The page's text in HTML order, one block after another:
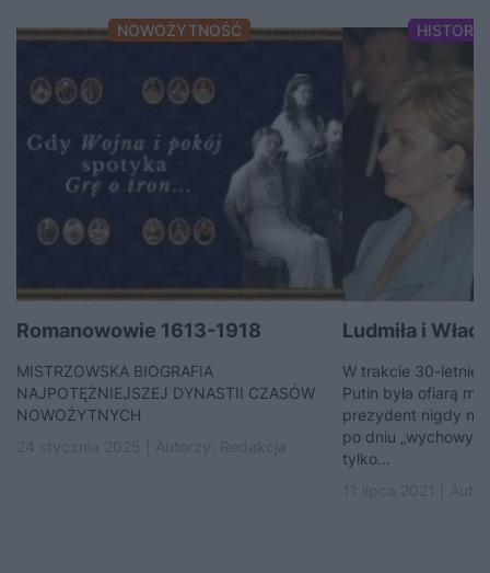
NOWOŻYTNOŚĆ
Romanowowie 1613-1918
MISTRZOWSKA BIOGRAFIA
NAJPOTĘŻNIEJSZEJ DYNASTII CZASÓW
NOWOŻYTNYCH
Ludmiła i
W trakcie 30-
Putin była ofiarą
prezydent nigdy nie
po dniu
tylko...